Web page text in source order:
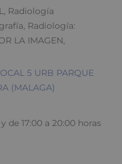
Radiología
Radiología:
LA IMAGEN,
5 URB PARQUE
(MALAGA)
de 17:00 a 20:00 horas